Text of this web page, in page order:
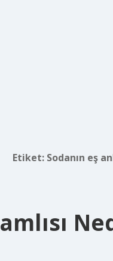
Etiket: Sodanın eş